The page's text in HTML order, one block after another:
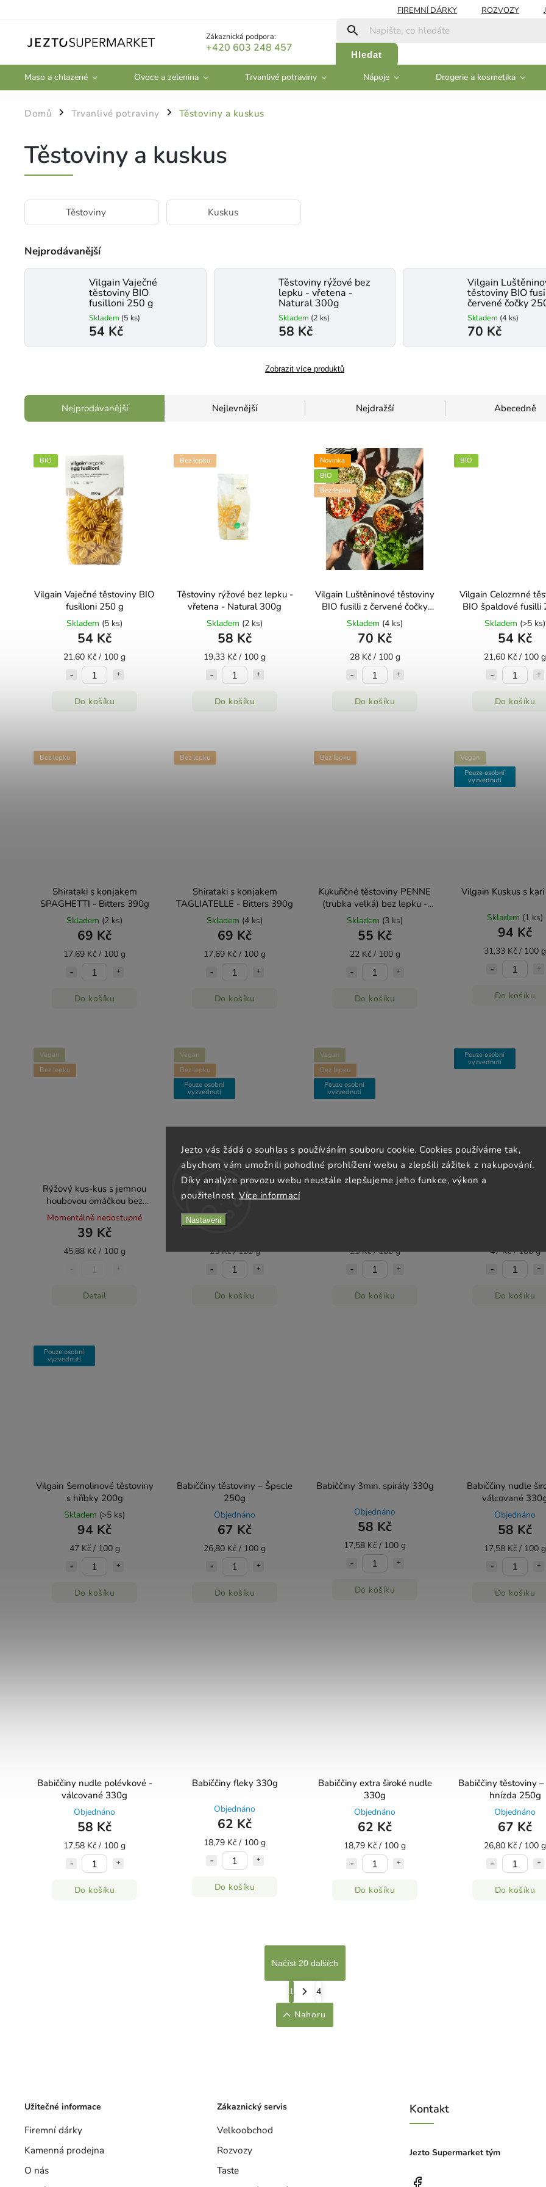
Jezto vás žádá o souhlas s používáním souboru cookie. Cookies používáme tak,
abychom vám umožnili pohodlné prohlížení webu a zlepšili zážitek z nakupování.
Díky analýze provozu webu neustále zlepšujeme jeho funkce, výkon a
použitelnost. Více informací
Nastavení
FIREMNÍ DÁRKY ROZVOZY
Zákaznická podpora:
+420 603 248 457
Hledat
Maso a chlazené Ovoce a zelenina Trvanlivé potraviny Nápoje Drogerie a kosmetika
Domů / Trvanlivé potraviny / Těstoviny a kuskus
Těstoviny a kuskus
Těstoviny Kuskus
Nejprodávanější
Vilgain Vaječné
těstoviny BIO
fusilloni 250 g
Skladem (5 ks)
54 Kč
Těstoviny rýžové bez
lepku - vřetena -
Natural 300g
Skladem (2 ks)
58 Kč
Vilgain
těstoviny BIO
červené čočky
Skladem (4 ks)
70 Kč
Zobrazit více produktů
Nejprodávanější Nejlevnější Nejdražší Abecedně
BIO
Vilgain Vaječné těstoviny BIO
fusilloni 250 g
Skladem (5 ks)
54 Kč
21,60 Kč / 100 g
Do košíku
Bez lepku
Těstoviny rýžové bez lepku -
vřetena - Natural 300g
Skladem (2 ks)
58 Kč
19,33 Kč / 100 g
Do košíku
Novinka
BIO
Bez lepku
Vilgain Luštěninové těstoviny
BIO fusilli z červené čočky
250 g
Skladem (4 ks)
70 Kč
28 Kč / 100 g
Do košíku
BIO
Vilgain Celozrnné
BIO špaldové fusilli
Skladem (>5 ks)
54 Kč
21,60 Kč / 100 g
Do košíku
Bez lepku
Shirataki s konjakem
SPAGHETTI - Bitters 390g
Skladem (2 ks)
69 Kč
17,69 Kč / 100 g
Do košíku
Bez lepku
Shirataki s konjakem
TAGLIATELLE - Bitters 390g
Skladem (4 ks)
69 Kč
17,69 Kč / 100 g
Do košíku
Bez lepku
Kukuřičné těstoviny PENNE
(trubka velká) bez lepku -
Natural 250g
Skladem (3 ks)
55 Kč
22 Kč / 100 g
Do košíku
Vegan
Pouze osobní
vyzvednutí
Vilgain Kuskus s
Skladem (1 ks)
94 Kč
31,33 Kč / 100 g
Do košíku
Vegan
Bez lepku
Rýžový kus-kus s jemnou
houbovou omáčkou bez
lepku, mléka a vajec - Natural
85g
Momentálně nedostupné
39 Kč
45,88 Kč / 100 g
Detail
Vegan
Bez lepku
Pouze osobní
vyzvednutí
Vilgain Rýžové nudle 1 mm
240g
Skladem
25 Kč / 100 g
Do košíku
Vegan
Bez lepku
Pouze osobní
vyzvednutí
Vilgain Rýžové nudle 3 mm
25 Kč / 100 g
Do košíku
Pouze osobní
vyzvednutí
Vilgain Semolinové
47 Kč / 100 g
Do košíku
Pouze osobní
vyzvednutí
Vilgain Semolinové těstoviny
s hříbky 200g
Skladem (>5 ks)
94 Kč
47 Kč / 100 g
Do košíku
Babiččiny těstoviny – Špecle
250g
Objednáno
67 Kč
26,80 Kč / 100 g
Do košíku
Babiččiny 3min. spirály 330g
Objednáno
58 Kč
17,58 Kč / 100 g
Do košíku
Babiččiny nudle
válcované
Objednáno
58 Kč
17,58 Kč / 100 g
Do košíku
Babiččiny nudle polévkové -
válcované 330g
Objednáno
58 Kč
17,58 Kč / 100 g
Do košíku
Babiččiny fleky 330g
Objednáno
62 Kč
18,79 Kč / 100 g
Do košíku
Babiččiny extra široké nudle
330g
Objednáno
62 Kč
18,79 Kč / 100 g
Do košíku
Babiččiny těstoviny –
hnízda 250g
Objednáno
67 Kč
26,80 Kč / 100 g
Do košíku
Načíst 20 dalších
1
4
Nahoru
Užitečné informace
Firemní dárky
Kamenná prodejna
O nás
Zákaznický servis
Velkoobchod
Rozvozy
Taste
Kontakt
Jezto Supermarket tým